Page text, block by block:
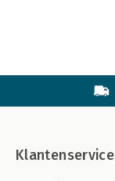
Klantenservice